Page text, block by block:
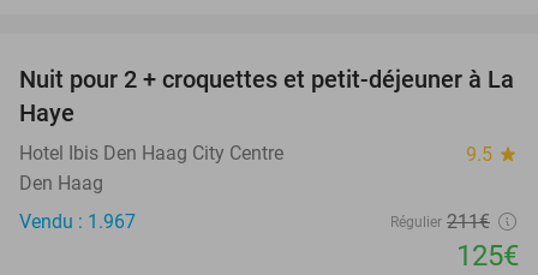
41%
Nuit pour 2 + croquettes et petit-déjeuner à La
Haye
Hotel Ibis Den Haag City Centre 9.5 star
Den Haag
Vendu : 1.967
Régulier 211€
125€